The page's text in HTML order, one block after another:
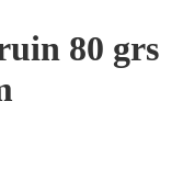
80 grs